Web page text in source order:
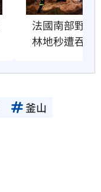
法國南部野火
林地秒遭吞噬
釜山